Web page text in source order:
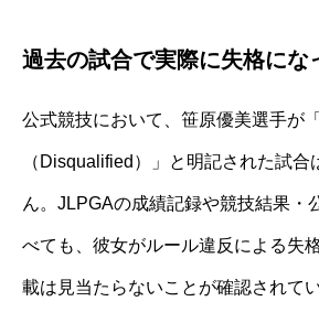
過去の試合で実際に失格にな
公式競技において、笹原優美選手が
（Disqualified）」と明記された試合
ん。JLPGAの成績記録や競技結果・
べても、彼女がルール違反による失
載は見当たらないことが確認されてい